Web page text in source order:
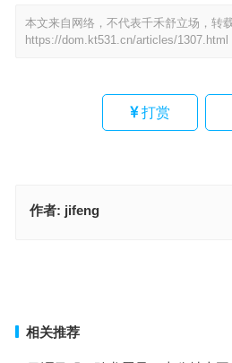
本文来自网络，不代表千禾舒立场，转
https://dom.kt531.cn/articles/1307.html
打赏
作者: jifeng
相关推荐